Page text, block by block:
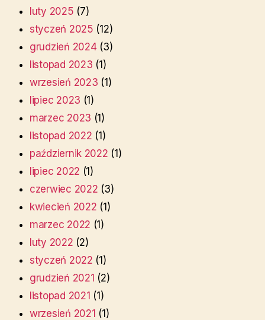
luty 2025 (7)
styczeń 2025 (12)
grudzień 2024(3)
listopad 2023 (1)
wrzesień 2023 (1)
lipiec 2023 (1)
marzec 2023 (1)
listopad 2022 (1)
październik 2022 (1)
lipiec 2022 (1)
czerwiec 2022 (3)
kwiecień 2022 (1)
marzec 2022 (1)
luty 2022 (2)
styczeń 2022 (1)
grudzień 2021 (2)
listopad 2021 (1)
wrzesień 2021 (1)